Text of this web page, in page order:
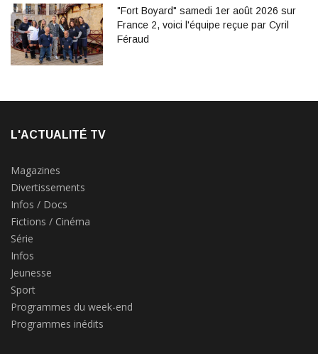
"Fort Boyard" samedi 1er août 2026 sur
France 2, voici l'équipe reçue par Cyril
Féraud
L'ACTUALITÉ TV
Magazines
Divertissements
Infos / Docs
Fictions / Cinéma
Série
Infos
Jeunesse
Sport
Programmes du week-end
Programmes inédits